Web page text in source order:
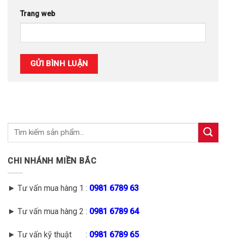
Trang web
CHI NHÁNH MIỀN BẮC
► Tư vấn mua hàng 1 : 0981 6789 63
► Tư vấn mua hàng 2 : 0981 6789 64
► Tư vấn kỹ thuật : 0981 6789 65